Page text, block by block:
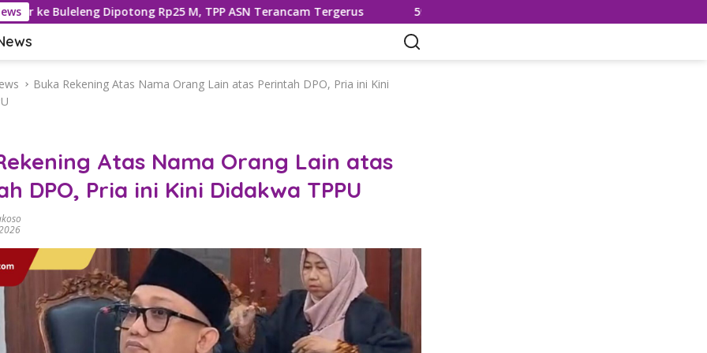
Dipotong Rp25 M, TPP ASN Terancam Tergerus 593 Kg Sisik dan Kuku Trenggiling Diamankan, 2 Tersangka
Buka Rekening Atas Nama Orang Lain atas Perintah DPO, Pria ini Kini
Atas Nama Orang Lain atas
DPO, Pria ini Kini Didakwa TPPU